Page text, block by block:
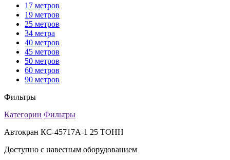
17 метров
19 метров
25 метров
34 метра
40 метров
45 метров
50 метров
60 метров
90 метров
Фильтры
Категории Фильтры
Автокран КС-45717А-1 25 ТОНН
Доступно с навесным оборудованием